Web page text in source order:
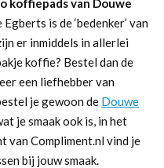
koffiepads van Douwe
is de ‘bedenker’ van
er inmiddels in allerlei
koffie? Bestel dan de
een liefhebber van
je gewoon de Douwe
je smaak ook is, in het
van Compliment.nl vind je
bij jouw smaak.